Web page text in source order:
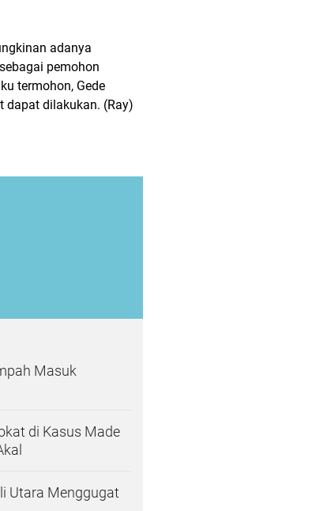
adanya
pemohon
termohon, Gede
dapat dilakukan. (Ray)
Masuk
di Kasus Made
Utara Menggugat